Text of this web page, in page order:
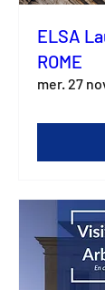
ELSA
ROME
mer. 27